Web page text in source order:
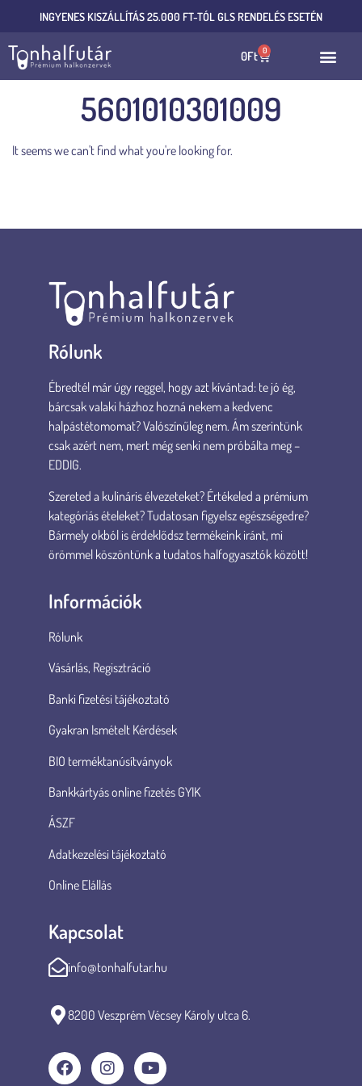
INGYENES KISZÁLLÍTÁS 25.000 FT-TÓL GLS RENDELÉS ESETÉN
0Ft 0
5601010301009
It seems we can't find what you're looking for.
Rólunk
Ébredtél már úgy reggel, hogy azt kívántad: te jó ég,
bárcsak valaki házhoz hozná nekem a kedvenc
halpástétomomat? Valószínűleg nem. Ám szerintünk
csak azért nem, mert még senki nem próbálta meg –
EDDIG.
Szereted a kulináris élvezeteket? Értékeled a prémium
kategóriás ételeket? Tudatosan figyelsz egészségedre?
Bármely okból is érdeklődsz termékeink iránt, mi
örömmel köszöntünk a tudatos halfogyasztók között!
Információk
Rólunk
Vásárlás, Regisztráció
Banki fizetési tájékoztató
Gyakran Ismételt Kérdések
BIO terméktanúsítványok
Bankkártyás online fizetés GYIK
ÁSZF
Adatkezelési tájékoztató
Online Elállás
Kapcsolat
info@tonhalfutar.hu
8200 Veszprém Vécsey Károly utca 6.